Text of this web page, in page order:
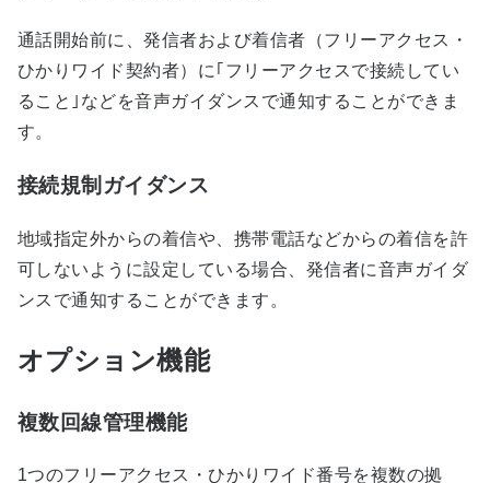
通話開始前に、発信者および着信者（フリーアクセス・
ひかりワイド契約者）に｢フリーアクセスで接続してい
ること｣などを音声ガイダンスで通知することができま
す。
接続規制ガイダンス
地域指定外からの着信や、携帯電話などからの着信を許
可しないように設定している場合、発信者に音声ガイダ
ンスで通知することができます。
オプション機能
複数回線管理機能
1つのフリーアクセス・ひかりワイド番号を複数の拠